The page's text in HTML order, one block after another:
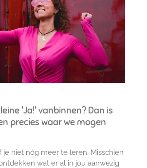
'Ja!' vanbinnen? Dan is
precies waar we mogen
je niet nóg meer te leren. Misschien
wat er al in jou aanwezig